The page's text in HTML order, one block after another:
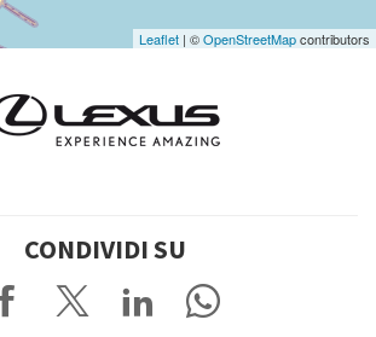
Leaflet | ©OpenStreetMapcontributors
CONDIVIDI SU